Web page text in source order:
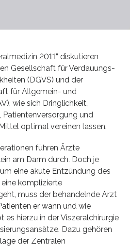
2011“ diskutieren
Gesellschaft für Verdauungs-
(DGVS) und der
für Allgemein- und
wie sich Dringlichkeit,
und
optimal vereinen lassen.
führen Ärzte
am Darm durch. Doch je
eine akute Entzündung des
komplizierte
muss der behandelnde Arzt
er wann und wie
es hierzu in der Viszeralchirurgie
Dazu gehören
der Zentralen